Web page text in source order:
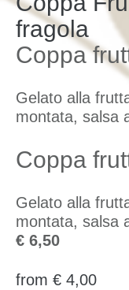
fragola
Coppa
Gelato alla
montata, salsa
Coppa
Gelato alla
montata, salsa
€ 6,50
from € 4,00